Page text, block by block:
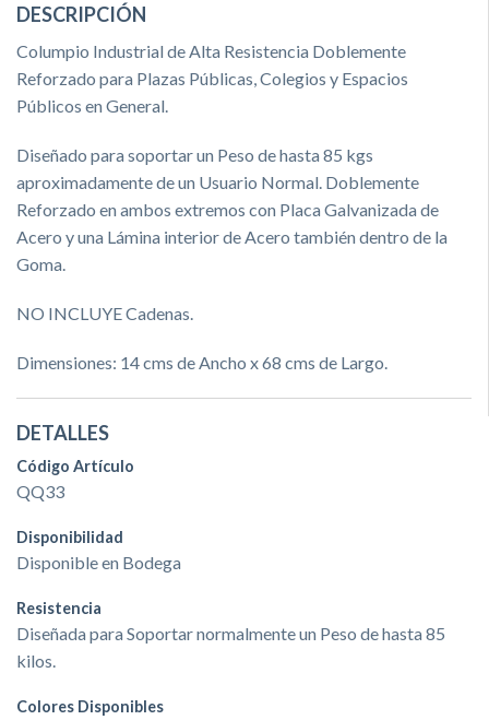
DESCRIPCIÓN
Columpio Industrial de Alta Resistencia Doblemente
Reforzado para Plazas Públicas, Colegios y Espacios
Públicos en General.
Diseñado para soportar un Peso de hasta 85 kgs
aproximadamente de un Usuario Normal. Doblemente
Reforzado en ambos extremos con Placa Galvanizada de
Acero y una Lámina interior de Acero también dentro de la
Goma.
NO INCLUYE Cadenas.
Dimensiones: 14 cms de Ancho x 68 cms de Largo.
DETALLES
Código Artículo
QQ33
Disponibilidad
Disponible en Bodega
Resistencia
Diseñada para Soportar normalmente un Peso de hasta 85
kilos.
Colores Disponibles